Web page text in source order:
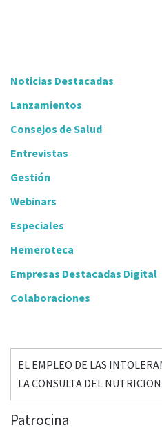
Noticias Destacadas
Lanzamientos
Consejos de Salud
Entrevistas
Gestión
Webinars
Especiales
Hemeroteca
Empresas Destacadas Digital
Colaboraciones
EL EMPLEO DE LAS
LA CONSULTA DEL
Patrocina